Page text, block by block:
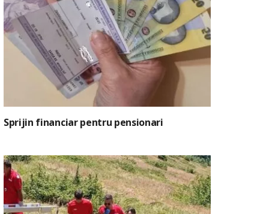
Sprijin financiar pentru pensionari